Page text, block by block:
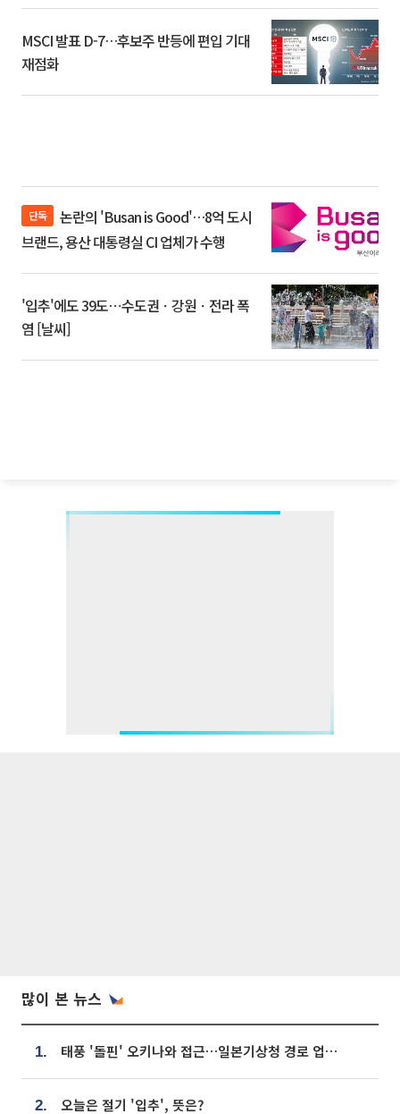
MSCI 발표 D-7…후보주 반등에 편입 기대
재점화
단독
브랜드, 용산 대통령실 CI 업체가 수행
'입추'에도 39도⋯수도권ㆍ강원ㆍ전라 폭
염 [날씨]
많이 본 뉴스
1. 태풍 '돌핀' 오키나와 접근…일본기상청 경로 업데이트
2. 오늘은 절기 '입추', 뜻은?